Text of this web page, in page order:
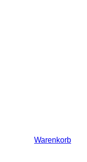
Warenkorb